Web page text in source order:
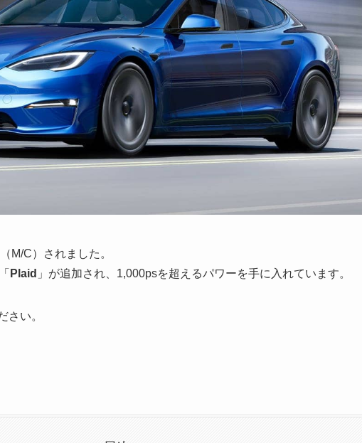
（M/C）されました。
Plaid 」が追加され、1,000psを超えるパワーを手に入れています。
さい。